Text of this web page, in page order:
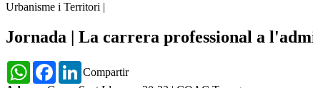
Urbanisme i Territori |
Jornada | La carrera professional a
Compartir
WhatsAppFacebookLinkedIn